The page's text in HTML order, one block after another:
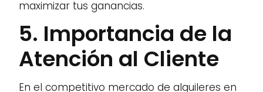
maximizar tus ganancias.
5. Importancia de la
Atención al Cliente
En el competitivo mercado de alquileres en